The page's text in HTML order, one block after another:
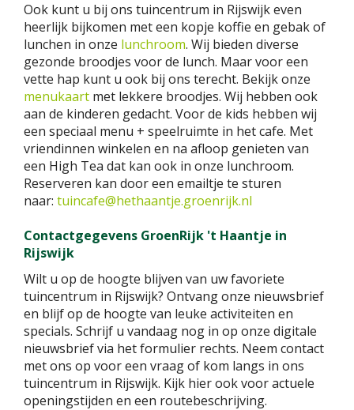
Ook kunt u bij ons tuincentrum in Rijswijk even
heerlijk bijkomen met een kopje koffie en gebak of
lunchen in onze lunchroom. Wij bieden diverse
gezonde broodjes voor de lunch. Maar voor een
vette hap kunt u ook bij ons terecht. Bekijk onze
menukaart met lekkere broodjes. Wij hebben ook
aan de kinderen gedacht. Voor de kids hebben wij
een speciaal menu + speelruimte in het cafe. Met
vriendinnen winkelen en na afloop genieten van
een High Tea dat kan ook in onze lunchroom.
Reserveren kan door een emailtje te sturen
naar: tuincafe@hethaantje.groenrijk.nl
Contactgegevens GroenRijk 't Haantje in
Rijswijk
Wilt u op de hoogte blijven van uw favoriete
tuincentrum in Rijswijk? Ontvang onze nieuwsbrief
en blijf op de hoogte van leuke activiteiten en
specials. Schrijf u vandaag nog in op onze digitale
nieuwsbrief via het formulier rechts. Neem contact
met ons op voor een vraag of kom langs in ons
tuincentrum in Rijswijk. Kijk hier ook voor actuele
openingstijden en een routebeschrijving.